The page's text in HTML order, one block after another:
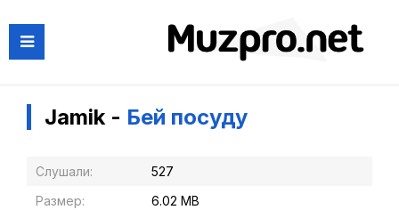
Jamik - Бей посуду
Слушали:
527
Размер:
6.02 MB